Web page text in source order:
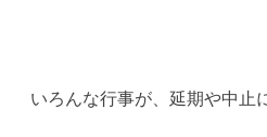
いろんな行事が、延期や中止